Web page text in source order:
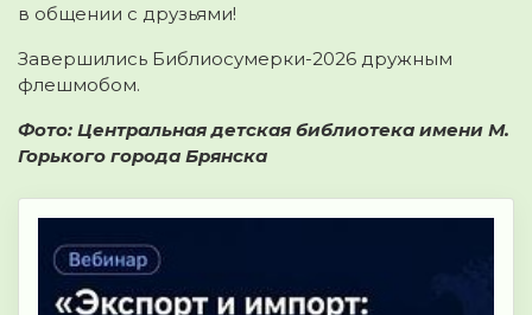
в общении с друзьями!
Завершились Библиосумерки-2026 дружным
флешмобом.
Фото: Центральная детская библиотека имени М.
Горького города Брянска